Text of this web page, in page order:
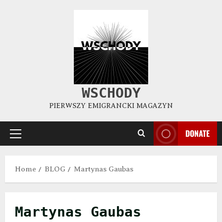
WSCHODY
PIERWSZY EMIGRANCKI MAGAZYN
DONATE
Home BLOG Martynas Gaubas
Martynas Gaubas